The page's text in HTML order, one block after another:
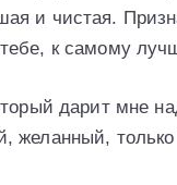
и чистая.
к самому
дарит мне
желанный,